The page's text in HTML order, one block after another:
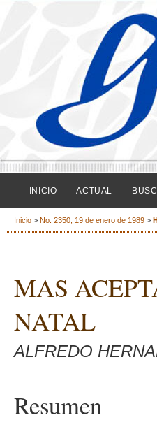
INICIO ACTUAL
Inicio > No. 2350, 19 de enero de 1989 >
MAS
NATAL
ALFREDO
Resumen